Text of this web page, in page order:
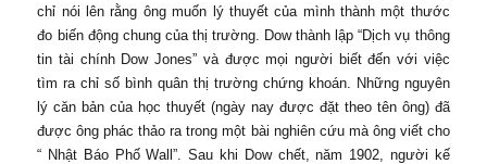
chỉ nói lên rằng ông muốn lý thuyết của mình thành một thước
đo biến động chung của thị trường. Dow thành lập “Dịch vụ thông
tin tài chính Dow Jones” và được mọi người biết đến với việc
tìm ra chỉ số bình quân thị trường chứng khoán. Những nguyên
lý căn bản của học thuyết (ngày nay được đặt theo tên ông) đã
được ông phác thảo ra trong một bài nghiên cứu mà ông viết cho
“ Nhật Báo Phố Wall”. Sau khi Dow chết, năm 1902, người kế